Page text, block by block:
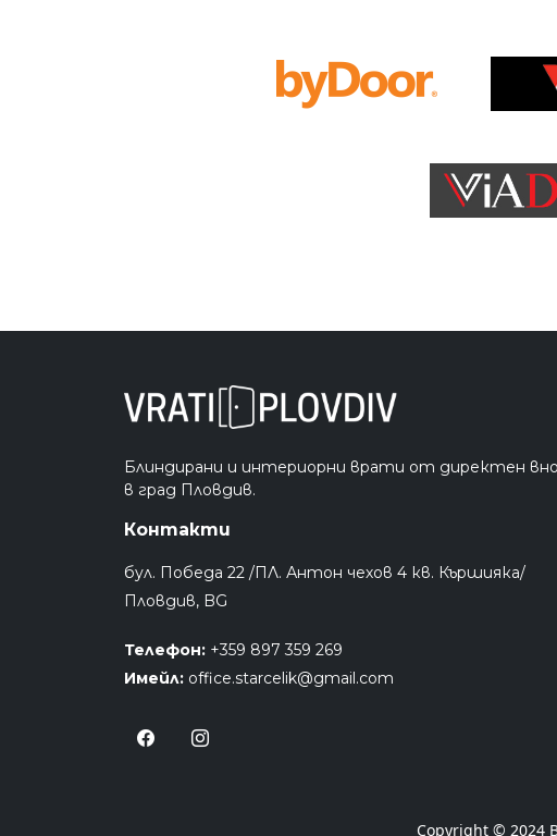
Блиндирани и интериорни врати от директен
в град Пловдив.
Контакти
бул. Победа 22 /ПЛ. Антон чехов 4 кв. Кършияка/
Пловдив, BG
Телефон: +359 897 359 269
Имейл: office.starcelik@gmail.com
Copyright © 2024